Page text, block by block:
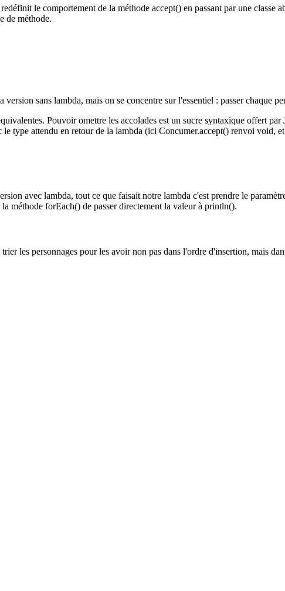
le comportement de la méthode accept() en passant par une classe
de méthode.
sans lambda, mais on se concentre sur l'essentiel : passer chaque
Pouvoir omettre les accolades est un sucre syntaxique offert
type attendu en retour de la lambda (ici Concumer.accept() renvoi void,
avec lambda, tout ce que faisait notre lambda c'est prendre le
méthode forEach() de passer directement la valeur à println().
les personnages pour les avoir non pas dans l'ordre d'insertion, mais